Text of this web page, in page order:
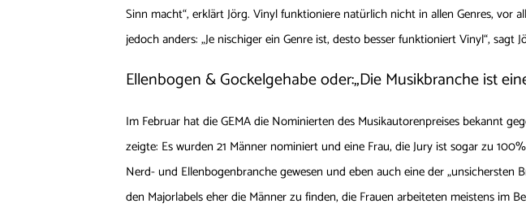
Sinn macht“, erklärt Jörg. Vinyl funktioniere natürlich nicht in allen Genres,
jedoch anders: „Je nischiger ein Genre ist, desto besser funktioniert Vinyl“, sagt
Ellenbogen & Gockelgehabe oder:„Die Musikbranche ist
Im Februar hat die GEMA die Nominierten des Musikautorenpreises bekannt
zeigte: Es wurden 21 Männer nominiert und eine Frau, die Jury ist sogar zu
Nerd- und Ellenbogenbranche gewesen und eben auch eine der
den Majorlabels eher die Männer zu finden, die Frauen arbeiteten meistens im